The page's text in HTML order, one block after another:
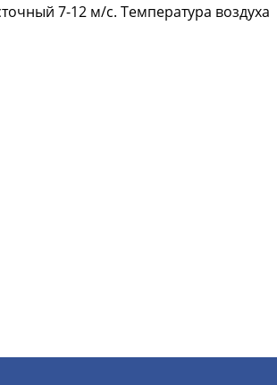
7-12 м/с. Температура воздуха